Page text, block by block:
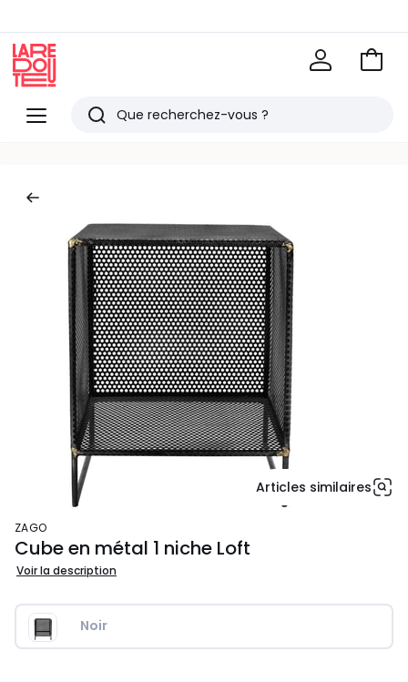
Menu
Redoute
Rechercher
Voir
Articles similaires
ZAGO
Cube en métal 1 niche Loft
Voir la description
Noir